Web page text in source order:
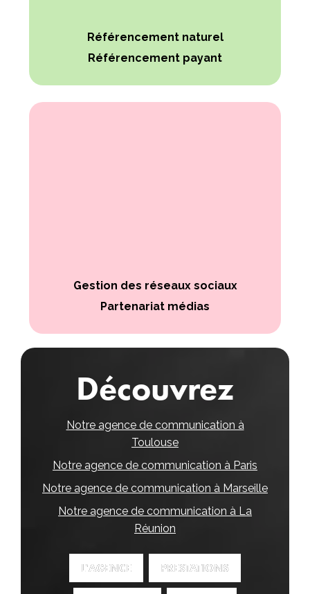
Référencement naturel
Référencement payant
Gestion des réseaux sociaux
Partenariat médias
Découvrez
Notre agence de communication à
Toulouse
Notre agence de communication à Paris
Notre agence de communication à Marseille
Notre agence de communication à La
Réunion
L'AGENCE
L'AGENCE PRESTATIONS
PRESTATIONS